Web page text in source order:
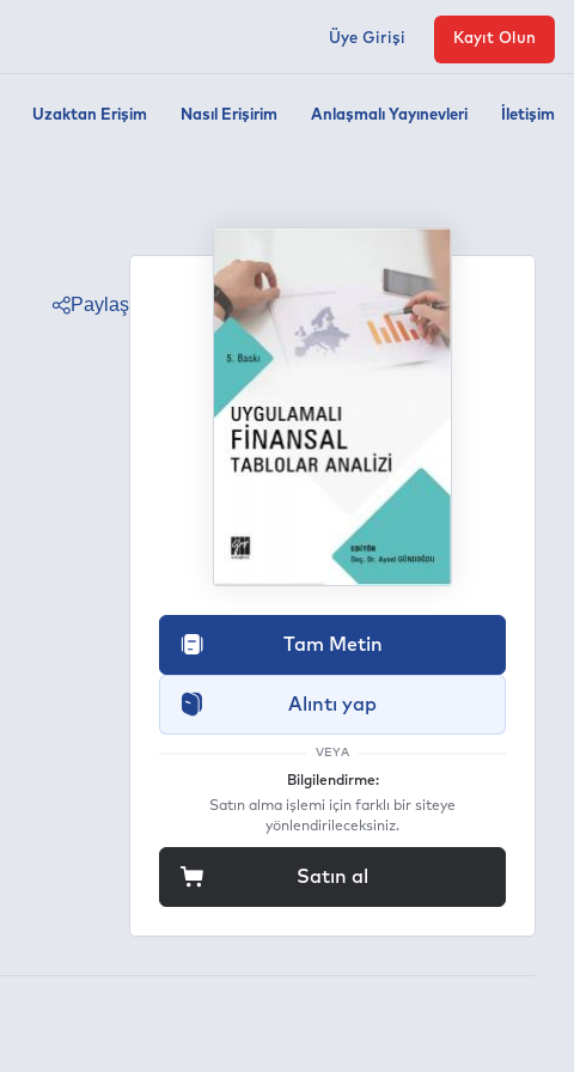
Uzaktan Erişim Nasıl Erişirim Anlaşmalı Yayınevleri İletişim
Üye Girişi Kayıt Olun
Paylaş
Tam Metin
Alıntı yap
VEYA
Bilgilendirme:
Satın alma işlemi için farklı bir siteye
yönlendirileceksiniz.
Satın al